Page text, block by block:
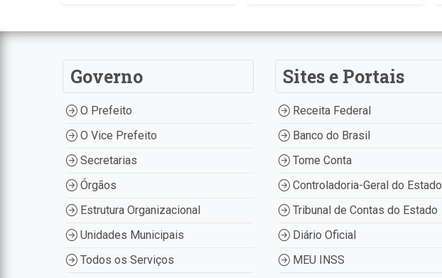
Governo
O Prefeito
O Vice Prefeito
Secretarias
Órgãos
Estrutura Organizacional
Unidades Municipais
Todos os Serviços
Sites e Portais
Receita Federal
Banco do Brasil
Tome Conta
Controladoria-Geral do Estado
Tribunal de Contas do Estado
Diário Oficial
MEU INSS